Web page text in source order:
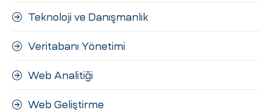
Teknoloji ve Danışmanlık
Veritabanı Yönetimi
Web Analitiği
Web Geliştirme